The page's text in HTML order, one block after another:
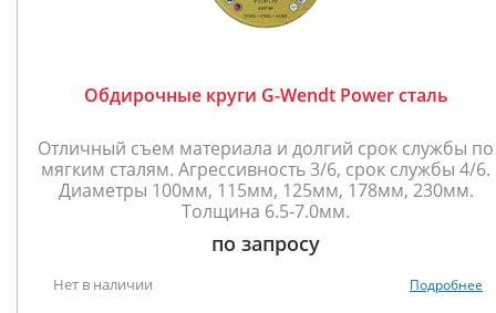
Обдирочные круги G-Wendt Power сталь
Отличный съем материала и долгий срок службы по
мягким сталям. Агрессивность 3/6, срок службы 4/6.
Диаметры 100мм, 115мм, 125мм, 178мм, 230мм.
Толщина 6.5-7.0мм.
по запросу
Нет в наличии Подробнее